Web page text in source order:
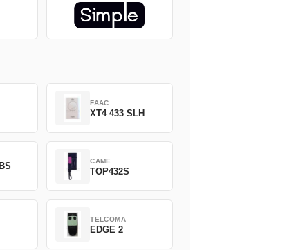
FAAC
XT4 433 SLH
CAME
TOP432S
TELCOMA
EDGE 2